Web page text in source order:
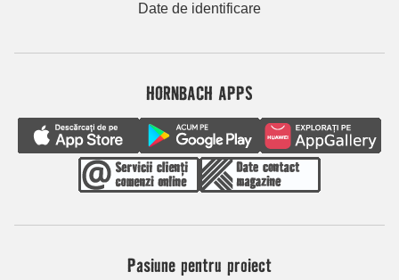
Date de identificare
HORNBACH APPS
Pasiune pentru proiect